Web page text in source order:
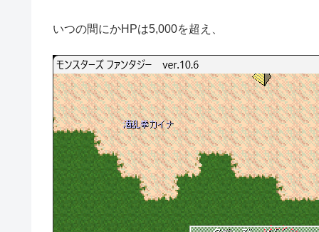
いつの間にかHPは5,000を超え、